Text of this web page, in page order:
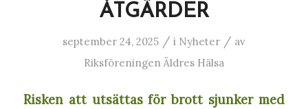
ÅTGÄRDER
september 24, 2025 / i Nyheter / av
Riksföreningen Äldres Hälsa
Risken att utsättas för brott sjunker med